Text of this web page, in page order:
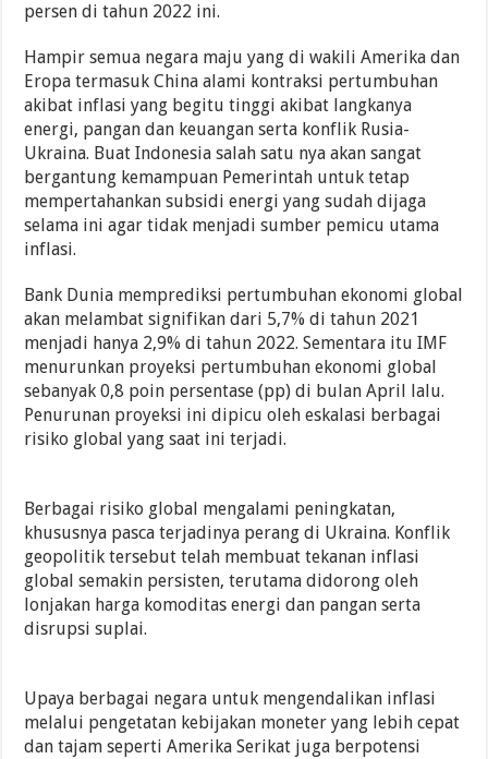
persen di tahun 2022 ini.
Hampir semua negara maju yang di wakili Amerika dan
Eropa termasuk China alami kontraksi pertumbuhan
akibat inflasi yang begitu tinggi akibat langkanya
energi, pangan dan keuangan serta konflik Rusia-
Ukraina. Buat Indonesia salah satu nya akan sangat
bergantung kemampuan Pemerintah untuk tetap
mempertahankan subsidi energi yang sudah dijaga
selama ini agar tidak menjadi sumber pemicu utama
inflasi.
Bank Dunia memprediksi pertumbuhan ekonomi global
akan melambat signifikan dari 5,7% di tahun 2021
menjadi hanya 2,9% di tahun 2022. Sementara itu IMF
menurunkan proyeksi pertumbuhan ekonomi global
sebanyak 0,8 poin persentase (pp) di bulan April lalu.
Penurunan proyeksi ini dipicu oleh eskalasi berbagai
risiko global yang saat ini terjadi.
Berbagai risiko global mengalami peningkatan,
khususnya pasca terjadinya perang di Ukraina. Konflik
geopolitik tersebut telah membuat tekanan inflasi
global semakin persisten, terutama didorong oleh
lonjakan harga komoditas energi dan pangan serta
disrupsi suplai.
Upaya berbagai negara untuk mengendalikan inflasi
melalui pengetatan kebijakan moneter yang lebih cepat
dan tajam seperti Amerika Serikat juga berpotensi